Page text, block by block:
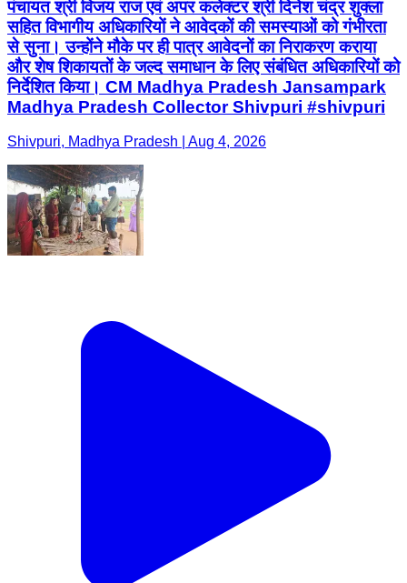
पंचायत श्री विजय राज एवं अपर कलेक्टर श्री दिनेश चंद्र शुक्ला
सहित विभागीय अधिकारियों ने आवेदकों की समस्याओं को गंभीरता
से सुना। उन्होंने मौके पर ही पात्र आवेदनों का निराकरण कराया
और शेष शिकायतों के जल्द समाधान के लिए संबंधित अधिकारियों को
निर्देशित किया। CM Madhya Pradesh Jansampark
Madhya Pradesh Collector Shivpuri #shivpuri
Shivpuri, Madhya Pradesh | Aug 4, 2026